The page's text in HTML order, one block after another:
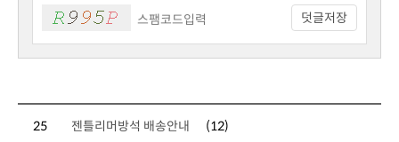
덧글저장
25 젠틀리머방석 배송안내
(12)